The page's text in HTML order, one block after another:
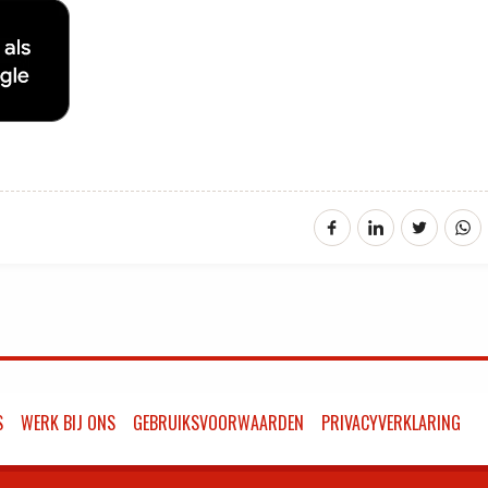
WERK BIJ ONS GEBRUIKSVOORWAARDEN PRIVACYVERKLARING